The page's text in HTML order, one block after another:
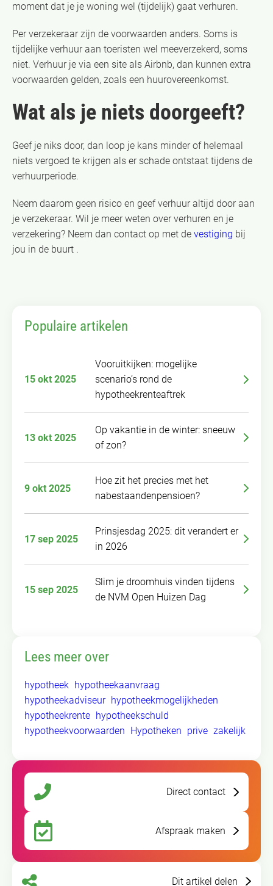
moment dat je je woning wel (tijdelijk) gaat verhuren.
Per verzekeraar zijn de voorwaarden anders. Soms is
tijdelijke verhuur aan toeristen wel meeverzekerd, soms
niet. Verhuur je via een site als Airbnb, dan kunnen extra
voorwaarden gelden, zoals een huurovereenkomst.
Wat als je niets doorgeeft?
Geef je niks door, dan loop je kans minder of helemaal
niets vergoed te krijgen als er schade ontstaat tijdens de
verhuurperiode.
Neem daarom geen risico en geef verhuur altijd door aan
je verzekeraar. Wil je meer weten over verhuren en je
verzekering? Neem dan contact op met de vestiging bij
jou in de buurt .
Populaire artikelen
15 okt 2025
Vooruitkijken: mogelijke
scenario’s rond de
hypotheekrenteaftrek
13 okt 2025
Op vakantie in de winter: sneeuw
of zon?
9 okt 2025
Hoe zit het precies met het
nabestaandenpensioen?
17 sep 2025
Prinsjesdag 2025: dit verandert er
in 2026
15 sep 2025
Slim je droomhuis vinden tijdens
de NVM Open Huizen Dag
Lees meer over
hypotheek hypotheekaanvraag
hypotheekadviseur hypotheekmogelijkheden
hypotheekrente hypotheekschuld
hypotheekvoorwaarden
Hypotheken prive zakelijk
Direct contact
Afspraak maken
Dit artikel delen